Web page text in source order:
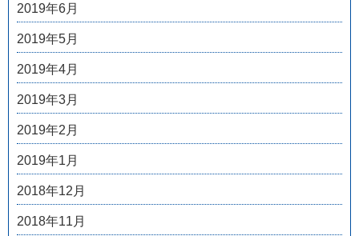
2019年6月
2019年5月
2019年4月
2019年3月
2019年2月
2019年1月
2018年12月
2018年11月